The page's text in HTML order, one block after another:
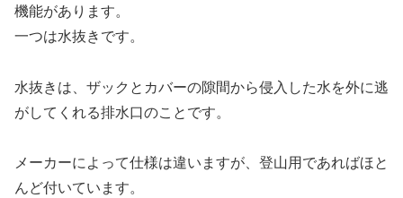
機能があります。
一つは水抜きです。
水抜きは、ザックとカバーの隙間から侵入した水を外に逃
がしてくれる排水口のことです。
メーカーによって仕様は違いますが、登山用であればほと
んど付いています。